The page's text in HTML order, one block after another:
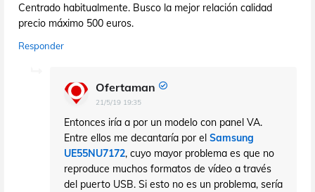
Centrado habitualmente. Busco la mejor relación calidad
precio máximo 500 euros.
Responder
Ofertaman
21/5/19 19:35
Entonces iría a por un modelo con panel VA.
Entre ellos me decantaría por el Samsung
UE55NU7172, cuyo mayor problema es que no
reproduce muchos formatos de vídeo a través
del puerto USB. Si esto no es un problema, sería